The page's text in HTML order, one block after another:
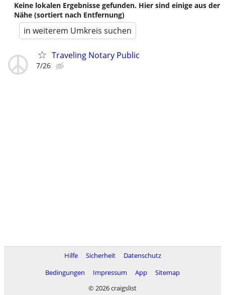
Keine lokalen Ergebnisse gefunden. Hier sind einige aus der
Nähe (sortiert nach Entfernung)
in weiterem Umkreis suchen
Traveling Notary Public
7/26
Hilfe Sicherheit
Datenschutz
Bedingungen
Impressum App
Sitemap
© 2026 craigslist